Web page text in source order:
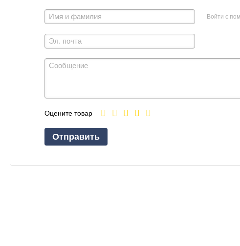
Войти с
Оцените товар
Отправить